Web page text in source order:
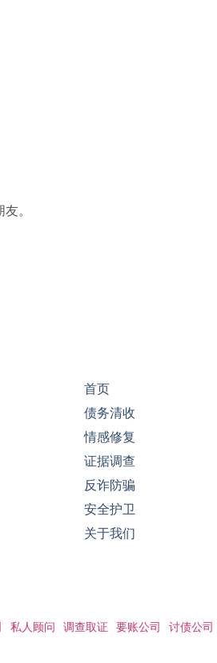
。
首页
债务清收
情感修复
证据调查
反诈防骗
安全护卫
关于我们
私人顾问 调查取证 要账公司 讨债公司